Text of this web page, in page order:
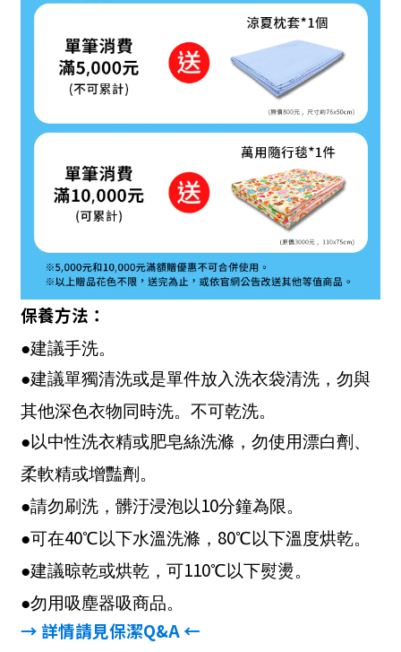
保養方法：
●建議手洗。
●建議單獨清洗或是單件放入洗衣袋清洗，勿與
其他深色衣物同時洗。不可乾洗。
●以中性洗衣精或肥皂絲洗滌，勿使用漂白劑、
柔軟精或增豔劑。
●請勿刷洗，髒汙浸泡以10分鐘為限。
●可在40℃以下水溫洗滌， 80℃以下溫度烘乾。
●建議晾乾或烘乾，可110℃以下熨燙。
●勿用吸塵器吸商品。
→ 詳情請見保潔Q&A←